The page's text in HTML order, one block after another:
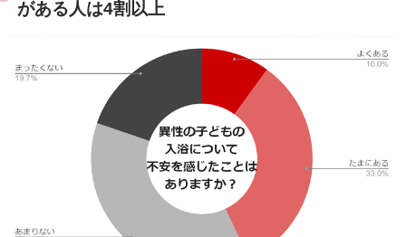
がある人は4割以上